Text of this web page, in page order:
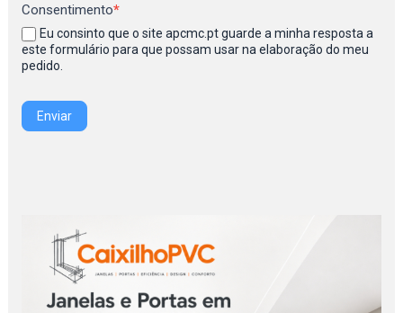
Consentimento*
Eu consinto que o site apcmc.pt guarde a minha resposta a
este formulário para que possam usar na elaboração do meu
pedido.
Enviar